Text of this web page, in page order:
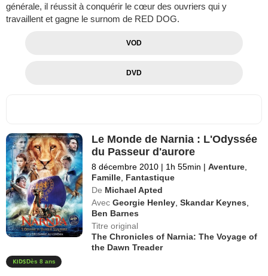
générale, il réussit à conquérir le cœur des ouvriers qui y
travaillent et gagne le surnom de RED DOG.
VOD
DVD
Le Monde de Narnia : L'Odyssée
du Passeur d'aurore
8 décembre 2010 | 1h 55min | Aventure
Famille Fantastique
De Michael Apted
Avec Georgie Henley ,Skandar Keynes
Ben Barnes
Titre original
The Chronicles of Narnia: The Voyage of
the Dawn Treader
Dès 8 ans